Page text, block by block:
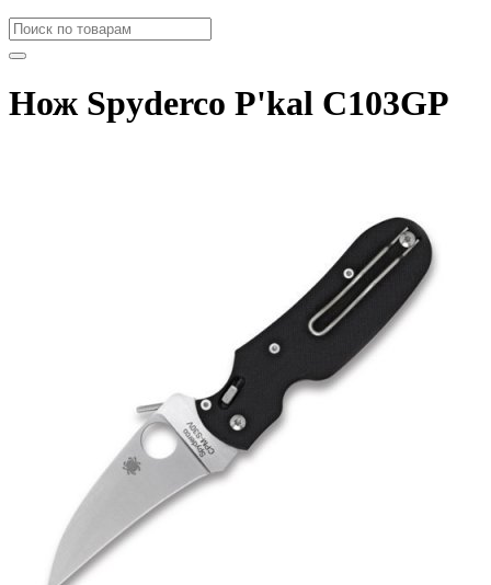
Нож Spyderco P'kal C103GP